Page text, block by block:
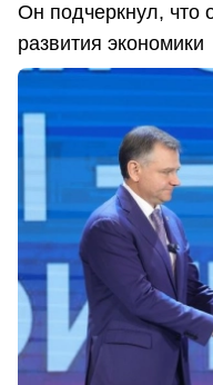
Он подчеркнул, что
развития экономики